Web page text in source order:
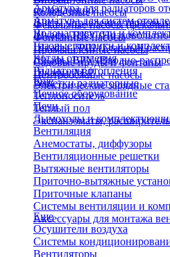
Колодезные насосы
Фекальные насосы
Фонтанные насосы
Промышленные насосы
Садовые пруды и фонтаны
Центробежные насосы
охлаждения)
Щиты управления
Шкафы НКУ
Шкафы ГРЩ (Главный
Шкафы ВРУ (Вводно-
Шкафы АВР
Электрические зарядные
Арматура для радиаторов
Арматура для систем
Водонагреватели и
Газовые колонки и
Котлы отопления
Радиаторы отопления
Решетки радиаторные
Теплоноситель
Теплый пол
Экспанзоматы,
Еще
Печное оборудование
Печи
Дымоходы и
Вентиляция
Анемостаты, диффузоры
Вентиляционные решетки
Вытяжные вентиляторы
Приточно-вытяжные
Приточные клапаны
Системы вентиляции и
Аксессуары для монтажа
Еще
Осушители воздуха
Системы
Вентиляторы